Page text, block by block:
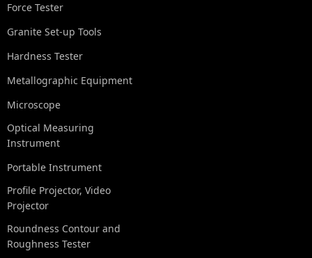
Force Tester
Granite Set-up Tools
Hardness Tester
Metallographic Equipment
Microscope
Optical Measuring
Instrument
Portable Instrument
Profile Projector, Video
Projector
Roundness Contour and
Roughness Tester